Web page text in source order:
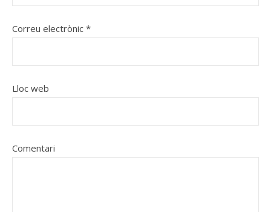
Correu electrònic *
Lloc web
Comentari